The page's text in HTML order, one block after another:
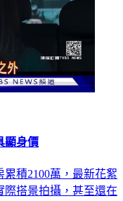
顯身價
積2100萬，最新花絮
際搭景拍攝，甚至還在